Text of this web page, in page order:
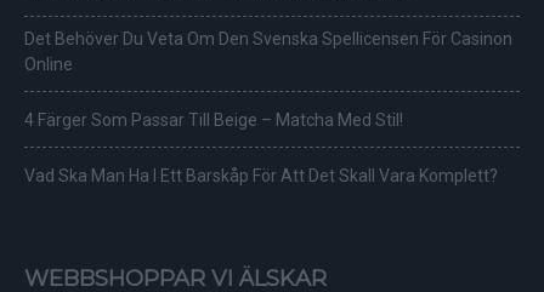
Det Behöver Du Veta Om Den Svenska Spellicensen För Casinon
Online
4 Färger Som Passar Till Beige – Matcha Med Stil!
Vad Ska Man Ha I Ett Barskåp För Att Det Skall Vara Komplett?
WEBBSHOPPAR VI ÄLSKAR